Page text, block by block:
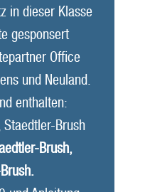
in dieser Klasse
gesponsert
Office
und Neuland.
enthalten:
Staedtler-Brush
Brush,